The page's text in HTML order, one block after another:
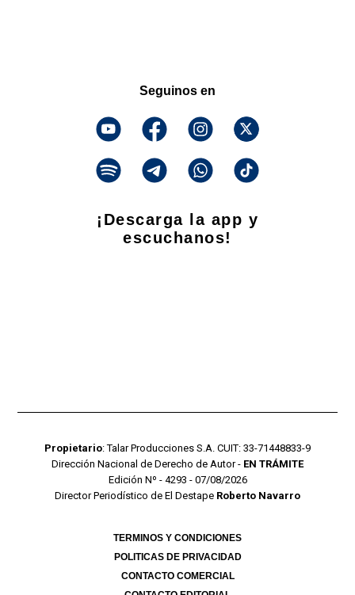
Seguinos en
¡Descarga la app y
escuchanos!
Propietario: Talar Producciones S.A. CUIT: 33-71448833-9
Dirección Nacional de Derecho de Autor - EN TRÁMITE
Edición Nº - 4293 - 07/08/2026
Director Periodístico de El Destape Roberto Navarro
TERMINOS Y CONDICIONES
POLITICAS DE PRIVACIDAD
CONTACTO COMERCIAL